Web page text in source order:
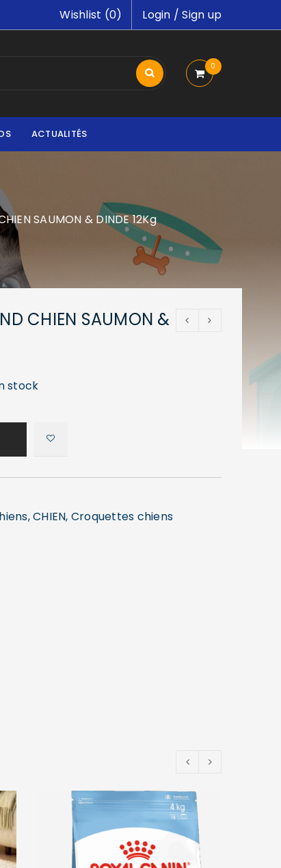
Login /Sign up
Wishlist (0)
0
ACTUALITÉS
SAUMON & DINDE 12Kg
CHIEN SAUMON &
stock
,CHIEN, Croquettes chiens